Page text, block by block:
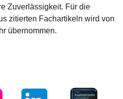
Zuverlässigkeit. Für die
zitierten Fachartikeln wird von
übernommen.